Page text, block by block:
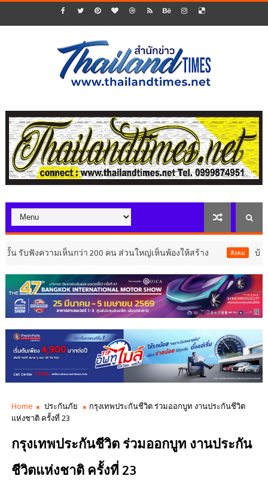
งความเห็นกว่า 200 คน ส่วนใหญ่เห็นพ้องให้สร้าง สังคม บ้านหนอง
Home ประกันภัย
กรุงเทพประกันชีวิต ร่วมออกบูท งานประกันชีวิต
แห่งชาติ ครั้งที่ 23
กรุงเทพประกันชีวิต ร่วมออกบูท งานประกัน
ชีวิตแห่งชาติ ครั้งที่ 23